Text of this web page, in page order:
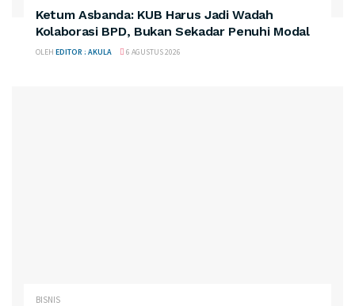
Ketum Asbanda: KUB Harus Jadi Wadah
Kolaborasi BPD, Bukan Sekadar Penuhi Modal
OLEH EDITOR : AKULA 6 AGUSTUS 2026
BISNIS